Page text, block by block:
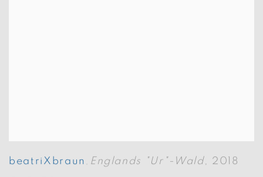
beatriXbraun Englands "Ur"-Wald, 2018